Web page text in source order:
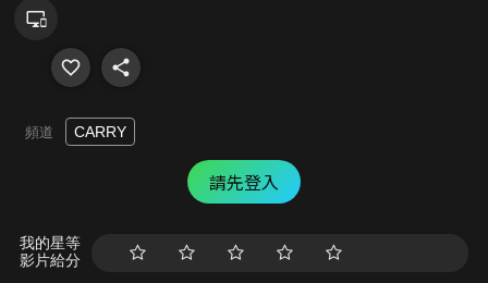
頻道 CARRY
請先登入
我的星等
影片給分